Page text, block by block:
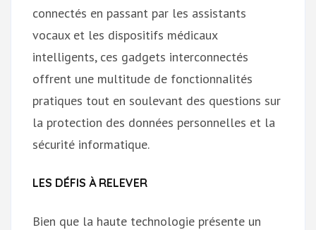
connectés en passant par les assistants
vocaux et les dispositifs médicaux
intelligents, ces gadgets interconnectés
offrent une multitude de fonctionnalités
pratiques tout en soulevant des questions sur
la protection des données personnelles et la
sécurité informatique.
LES DÉFIS À RELEVER
Bien que la haute technologie présente un